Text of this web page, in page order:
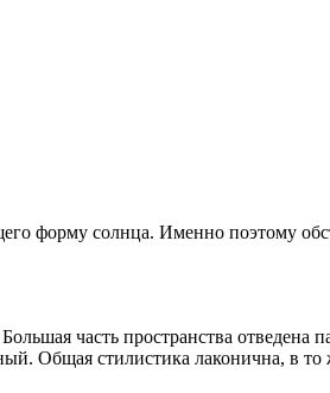
форму солнца. Именно поэтому
часть пространства отведена
Общая стилистика лаконична, в то